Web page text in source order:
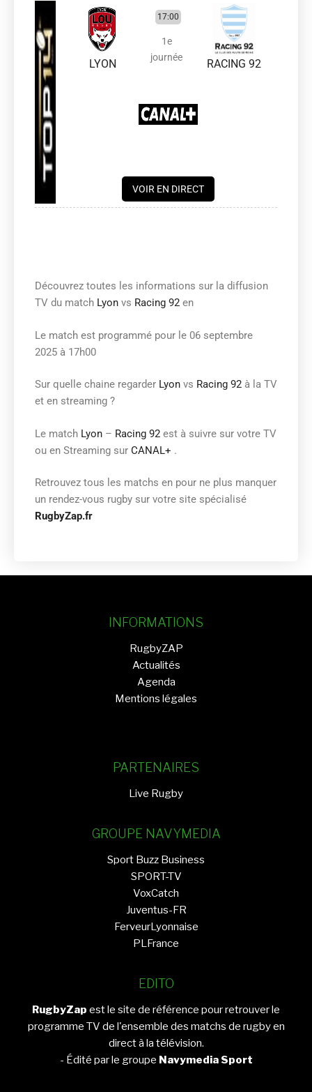
LYON
17:00
1e
journée
VOIR EN DIRECT
RACING 92
Découvrez toutes les informations sur la diffusion
TV du match Lyon vs Racing 92 en
Le match est programmé pour le 06 septembre
2025 à 17h00
Sur quelle chaine regarder Lyon vs Racing 92 à la TV
et en streaming ?
Le match Lyon – Racing 92 est à suivre sur votre TV
ou en Streaming sur CANAL+ .
Retrouvez tous les matchs en pour ne plus manquer
un rendez-vous rugby sur votre site spécialisé
RugbyZap.fr
EDITO
RugbyZap est le site de référence pour retrouver le
programme TV de l'ensemble des matchs de rugby en
direct à la télévision.
- Édité par le groupe Navymedia Sport
INFORMATIONS
RugbyZAP
Actualités
Agenda
Mentions légales
PARTENAIRES
Live Rugby
GROUPE NAVYMEDIA
Sport Buzz Business
SPORT-TV
VoxCatch
Juventus-FR
FerveurLyonnaise
PLFrance